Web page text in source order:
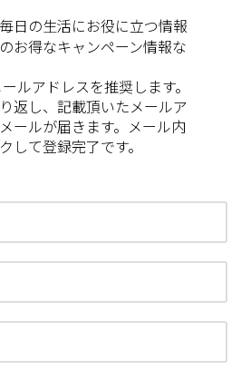
毎日の生活にお役に立つ情報
お得なキャンペーン情報な
ルアドレスを推奨します。
返し、記載頂いたメールア
ールが届きます。メール内
して登録完了です。